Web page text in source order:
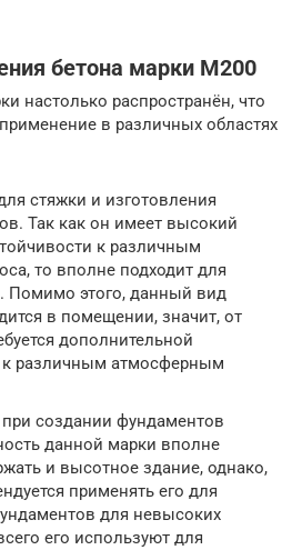
бетона марки М200
настолько распространён, что
в различных областях
стяжки и изготовления
Так как он имеет высокий
к различным
то вполне подходит для
Помимо этого, данный вид
в помещении, значит, от
дополнительной
к различным атмосферным
при создании фундаментов
данной марки вполне
и высотное здание, однако,
применять его для
для невысоких
его используют для